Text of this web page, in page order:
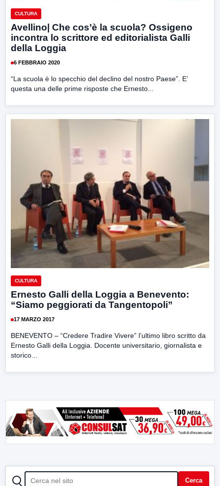
CULTURA
Avellino| Che cos’è la scuola? Ossigeno
incontra lo scrittore ed editorialista Galli
della Loggia
6 FEBBRAIO 2020
“La scuola è lo specchio del declino del nostro Paese”. E’
questa una delle prime risposte che Ernesto...
CULTURA
Ernesto Galli della Loggia a Benevento:
“Siamo peggiorati da Tangentopoli”
17 MARZO 2017
BENEVENTO – “Credere Tradire Vivere” l’ultimo libro scritto da
Ernesto Galli della Loggia. Docente universitario, giornalista e
storico...
CERCA Cerca